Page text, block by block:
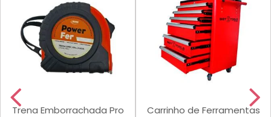
Trena Emborrachada Pro
Carrinho de Ferramentas